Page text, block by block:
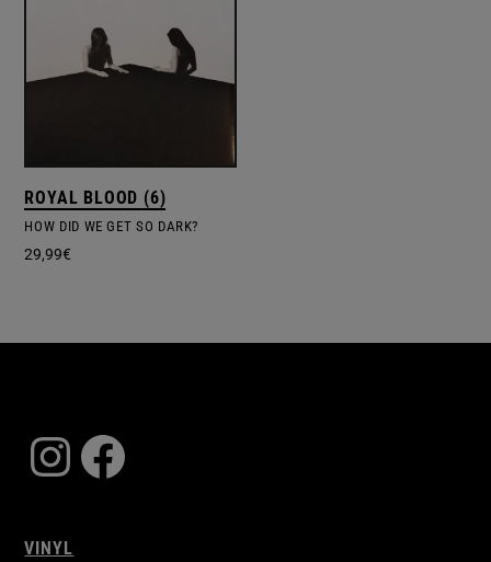
ROYAL BLOOD (6)
HOW DID WE GET SO DARK?
29,99€
Instagram
Facebook
VINYL